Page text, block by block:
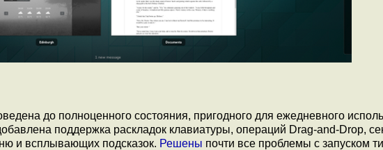
до полноценного состояния, пригодного для ежедневного
поддержка раскладок клавиатуры, операций Drag-and-Drop,
и всплывающих подсказок. Решены почти все проблемы с запуском